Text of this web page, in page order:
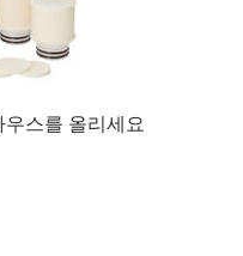
스를 올리세요